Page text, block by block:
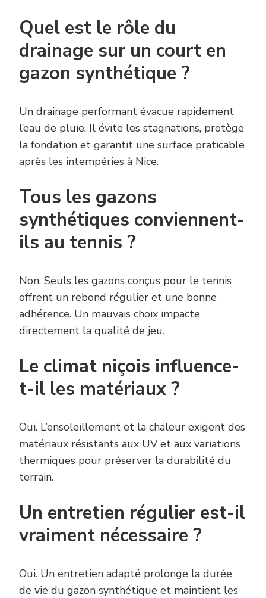
Quel est le rôle du
drainage sur un court en
gazon synthétique ?
Un drainage performant évacue rapidement
l’eau de pluie. Il évite les stagnations, protège
la fondation et garantit une surface praticable
après les intempéries à Nice.
Tous les gazons
synthétiques conviennent-
ils au tennis ?
Non. Seuls les gazons conçus pour le tennis
offrent un rebond régulier et une bonne
adhérence. Un mauvais choix impacte
directement la qualité de jeu.
Le climat niçois influence-
t-il les matériaux ?
Oui. L’ensoleillement et la chaleur exigent des
matériaux résistants aux UV et aux variations
thermiques pour préserver la durabilité du
terrain.
Un entretien régulier est-il
vraiment nécessaire ?
Oui. Un entretien adapté prolonge la durée
de vie du gazon synthétique et maintient les